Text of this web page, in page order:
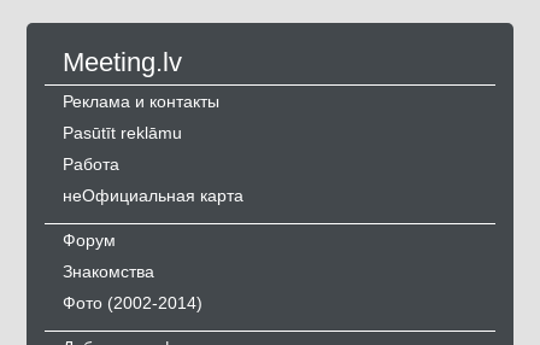
Meeting.lv
Реклама и контакты
Pasūtīt reklāmu
Работа
неОфициальная карта
Форум
Знакомства
Фото (2002-2014)